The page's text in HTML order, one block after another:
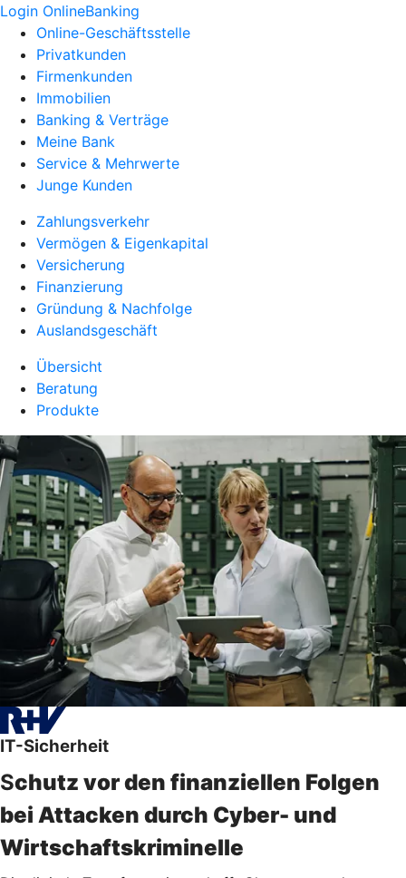
Login OnlineBanking
Online-Geschäftsstelle
Privatkunden
Firmenkunden
Immobilien
Banking & Verträge
Meine Bank
Service & Mehrwerte
Junge Kunden
Zahlungsverkehr
Vermögen & Eigenkapital
Versicherung
Finanzierung
Gründung & Nachfolge
Auslandsgeschäft
Übersicht
Beratung
Produkte
IT-Sicherheit
Schutz vor den finanziellen Folgen
bei Attacken durch Cyber- und
Wirtschaftskriminelle